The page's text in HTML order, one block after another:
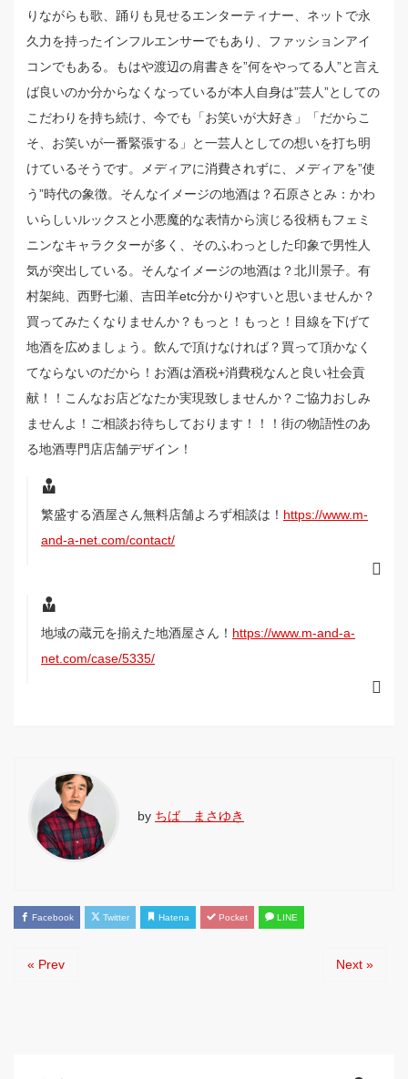
りながらも歌、踊りも見せるエンターティナー、ネットで永
久力を持ったインフルエンサーでもあり、ファッションアイ
コンでもある。もはや渡辺の肩書きを”何をやってる人”と言え
ば良いのか分からなくなっているが本人自身は”芸人”としての
こだわりを持ち続け、今でも「お笑いが大好き」「だからこ
そ、お笑いが一番緊張する」と一芸人としての想いを打ち明
けているそうです。メディアに消費されずに、メディアを”使
う”時代の象徴。そんなイメージの地酒は？石原さとみ：かわ
いらしいルックスと小悪魔的な表情から演じる役柄もフェミ
ニンなキャラクターが多く、そのふわっとした印象で男性人
気が突出している。そんなイメージの地酒は？北川景子。有
村架純、西野七瀬、吉田羊etc分かりやすいと思いませんか？
買ってみたくなりませんか？もっと！もっと！目線を下げて
地酒を広めましょう。飲んで頂けなければ？買って頂かなく
てならないのだから！お酒は酒税+消費税なんと良い社会貢
献！！こんなお店どなたか実現致しませんか？ご協力おしみ
ませんよ！ご相談お待ちしております！！！街の物語性のあ
る地酒専門店店舗デザイン！
繁盛する酒屋さん無料店舗よろず相談は！ https://www.m-
and-a-net.com/contact/
地域の蔵元を揃えた地酒屋さん！ https://www.m-and-a-
net.com/case/5335/
by ちば まさゆき
Facebook Twitter Hatena Pocket LINE
« Prev Next »